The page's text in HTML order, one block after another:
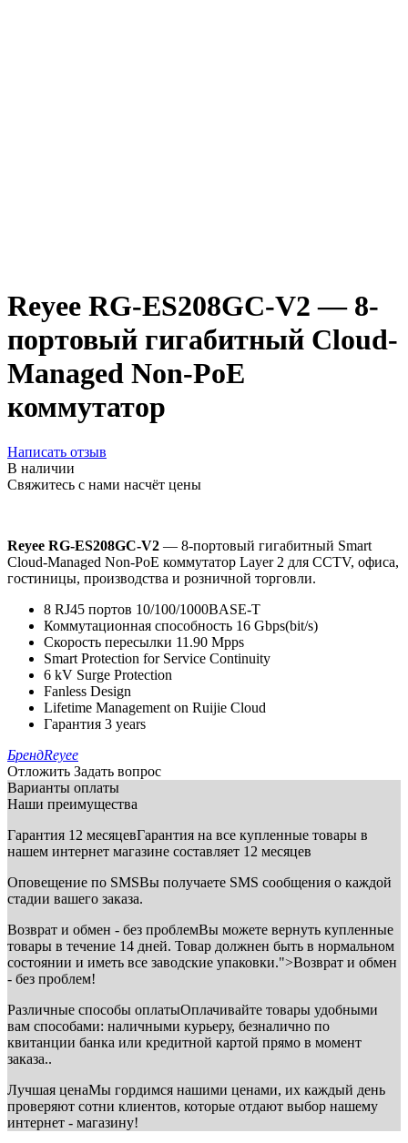
Reyee RG-ES208GC-V2 — 8-
портовый гигабитный Cloud-
Managed Non-PoE
коммутатор
Написать отзыв
В наличии
Свяжитесь с нами насчёт цены
Reyee RG-ES208GC-V2 — 8-портовый гигабитный Smart
Cloud-Managed Non-PoE коммутатор Layer 2 для CCTV, офиса,
гостиницы, производства и розничной торговли.
8 RJ45 портов 10/100/1000BASE-T
Коммутационная способность 16 Gbps(bit/s)
Скорость пересылки 11.90 Mpps
Smart Protection for Service Continuity
6 kV Surge Protection
Fanless Design
Lifetime Management on Ruijie Cloud
Гарантия 3 years
БрендReyee
Отложить Задать вопрос
Варианты оплаты
Наши преимущества
Гарантия 12 месяцевГарантия на все купленные товары в
нашем интернет магазине составляет 12 месяцев
Оповещение по SMSВы получаете SMS сообщения о каждой
стадии вашего заказа.
Возврат и обмен - без проблемВы можете вернуть купленные
товары в течение 14 дней. Товар должнен быть в нормальном
состоянии и иметь все заводские упаковки.">Возврат и обмен
- без проблем!
Различные способы оплатыОплачивайте товары удобными
вам способами: наличными курьеру, безналично по
квитанции банка или кредитной картой прямо в момент
заказа..
Лучшая ценаМы гордимся нашими ценами, их каждый день
проверяют сотни клиентов, которые отдают выбор нашему
интернет - магазину!